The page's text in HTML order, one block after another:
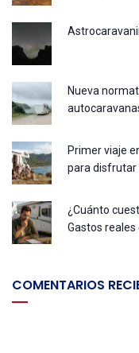
Nueva
Primer viaje
para disfrutar
¿Cuánto
Gastos
COMENTARIOS